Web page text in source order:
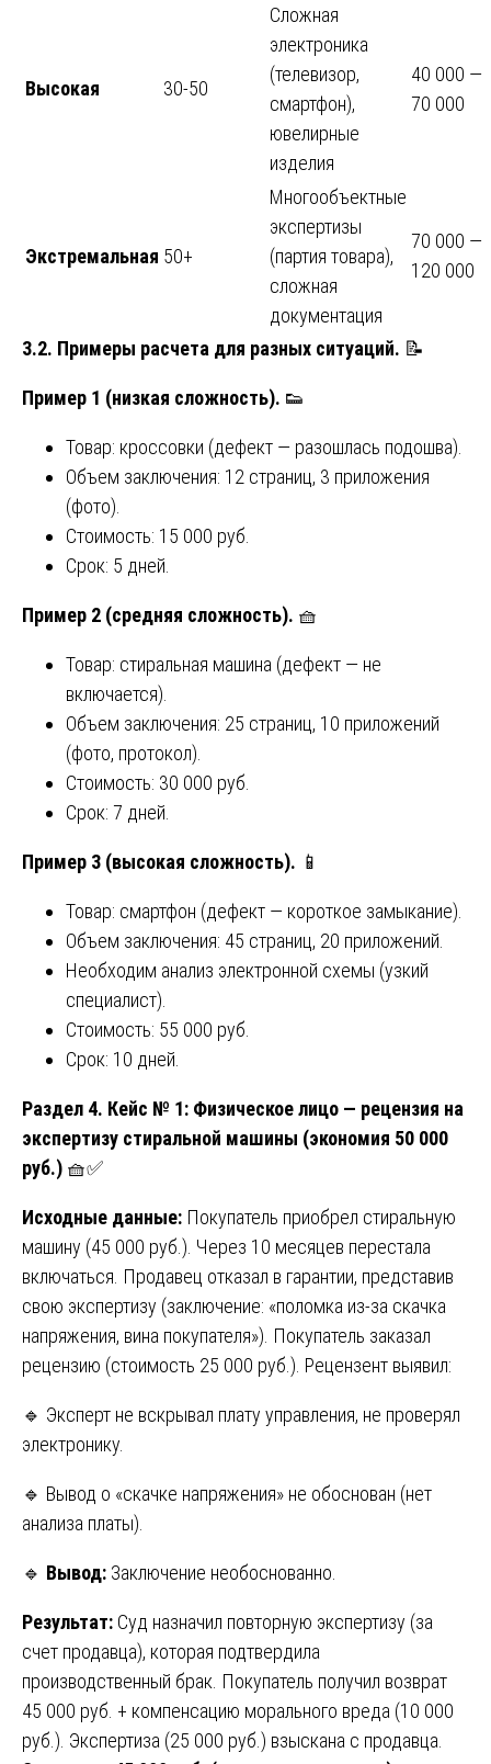
Высокая 30-50
Сложная
электроника
(телевизор,
смартфон),
ювелирные
изделия
40 000 —
70 000
Экстремальная 50+
Многообъектные
экспертизы
(партия товара),
сложная
документация
70 000 —
120 000
3.2. Примеры расчета для разных ситуаций. 📝
Пример 1 (низкая сложность). 👟
Товар: кроссовки (дефект — разошлась подошва).
Объем заключения: 12 страниц, 3 приложения
(фото).
Стоимость: 15 000 руб.
Срок: 5 дней.
Пример 2 (средняя сложность). 🧺
Товар: стиральная машина (дефект — не
включается).
Объем заключения: 25 страниц, 10 приложений
(фото, протокол).
Стоимость: 30 000 руб.
Срок: 7 дней.
Пример 3 (высокая сложность). 📱
Товар: смартфон (дефект — короткое замыкание).
Объем заключения: 45 страниц, 20 приложений.
Необходим анализ электронной схемы (узкий
специалист).
Стоимость: 55 000 руб.
Срок: 10 дней.
Раздел 4. Кейс № 1: Физическое лицо — рецензия на
экспертизу стиральной машины (экономия 50 000
руб.) 🧺✅
Исходные данные: Покупатель приобрел стиральную
машину (45 000 руб.). Через 10 месяцев перестала
включаться. Продавец отказал в гарантии, представив
свою экспертизу (заключение: «поломка из-за скачка
напряжения, вина покупателя»). Покупатель заказал
рецензию (стоимость 25 000 руб.). Рецензент выявил:
🔹 Эксперт не вскрывал плату управления, не проверял
электронику.
🔹 Вывод о «скачке напряжения» не обоснован (нет
анализа платы).
🔹 Вывод: Заключение необоснованно.
Результат: Суд назначил повторную экспертизу (за
счет продавца), которая подтвердила
производственный брак. Покупатель получил возврат
45 000 руб. + компенсацию морального вреда (10 000
руб.). Экспертиза (25 000 руб.) взыскана с продавца.